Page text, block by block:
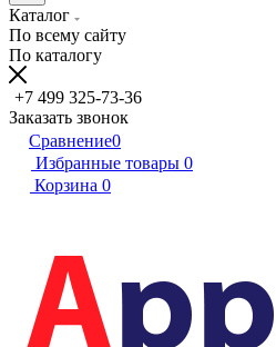
Каталог
По всему сайту
По каталогу
+7 499 325-73-36
Заказать звонок
Сравнение0
Избранные товары 0
Корзина 0